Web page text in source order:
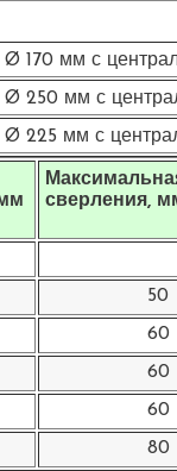
Ø 170 мм с
Ø 250 мм с
Ø 225 мм с
сверления,
50
60
60
60
80